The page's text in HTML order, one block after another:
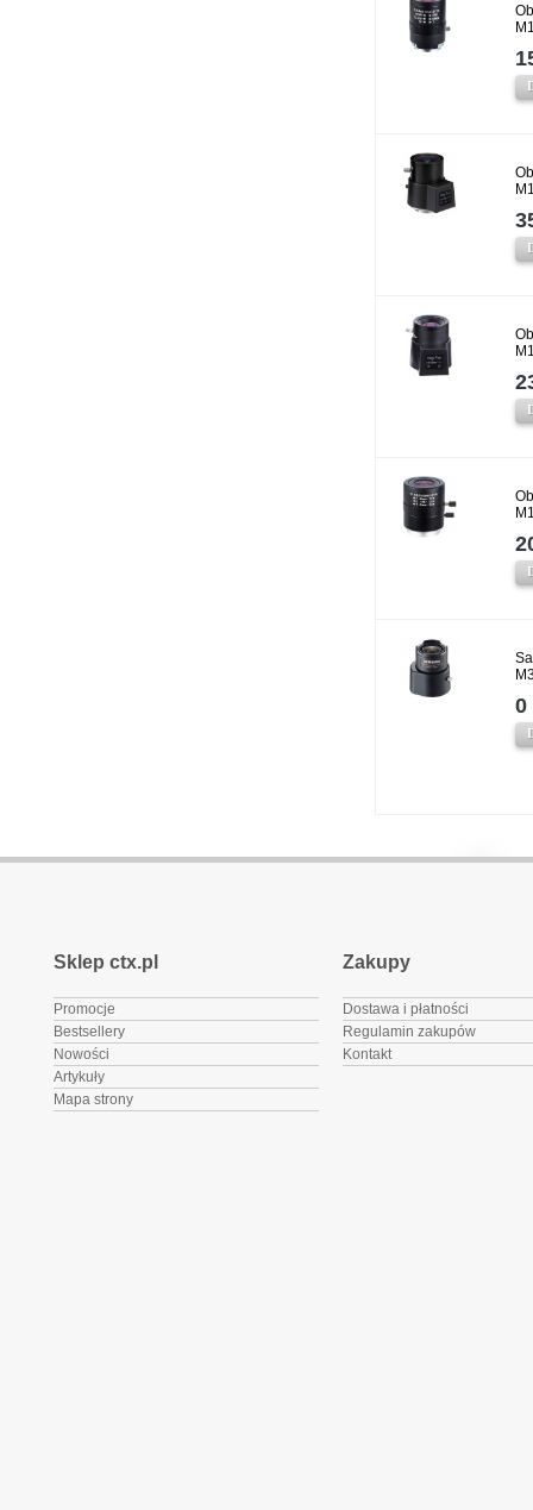
0
Sklep ctx.pl
Promocje
Bestsellery
Nowości
Artykuły
Mapa strony
Zakupy
Dostawa i płatności
Regulamin zakupów
Kontakt